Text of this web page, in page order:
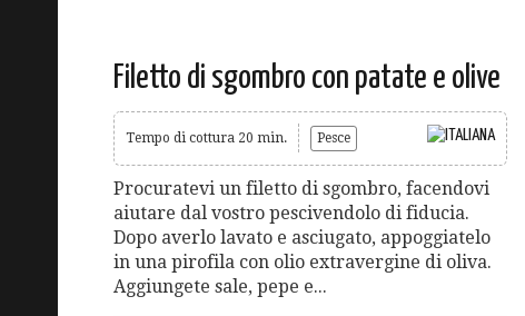
Filetto di sgombro con patate e olive
Tempo di cottura 20 min. Pesce
Procuratevi un filetto di sgombro, facendovi
aiutare dal vostro pescivendolo di fiducia.
Dopo averlo lavato e asciugato, appoggiatelo
in una pirofila con olio extravergine di oliva.
Aggiungete sale, pepe e...